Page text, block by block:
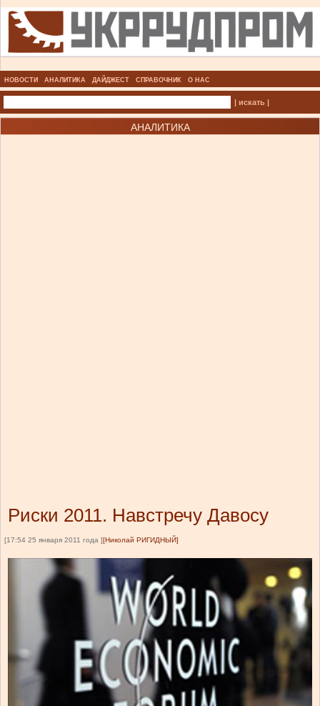
НОВОСТИ АНАЛИТИКА ДАЙДЖЕСТ СПРАВОЧНИК О НАС
| искать |
АНАЛИТИКА
Риски 2011. Навстречу Давосу
[17:54 25 января 2011 года ] [Николай РИГИДНЫЙ]